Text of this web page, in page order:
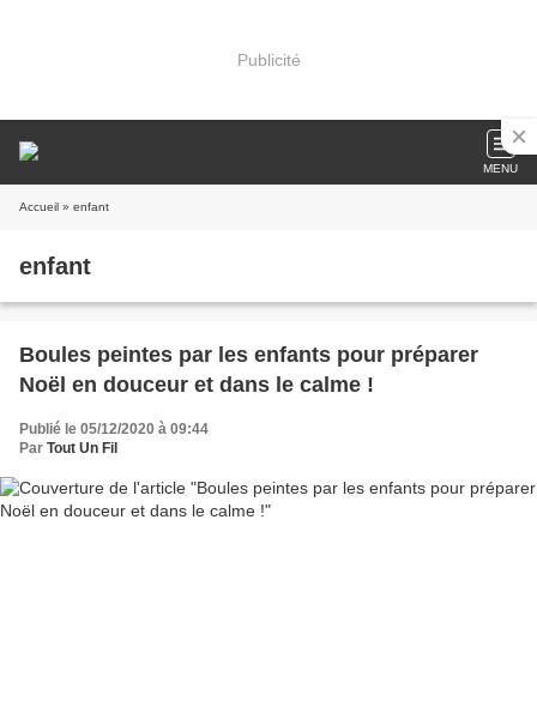
Publicité
MENU
Accueil » enfant
enfant
Boules peintes par les enfants pour préparer
Noël en douceur et dans le calme !
Publié le 05/12/2020 à 09:44
Par Tout Un Fil